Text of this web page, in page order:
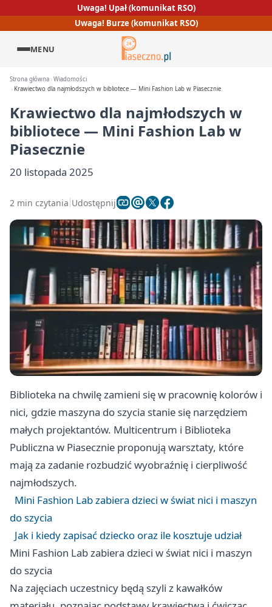
Uwaga! Upał (komunikat RSO)
Uwaga! Burze (komunikat RSO)
MENU
Strona główna Wiadomości
Krawiectwo dla najmłodszych w bibliotece — Mini Fashion Lab w Piasecznie
Krawiectwo dla najmłodszych w
bibliotece — Mini Fashion Lab w
Piasecznie
20 listopada 2025
2 min czytania Udostępnij
Biblioteka na chwilę zamieni się w pracownię kolorów i
nici, gdzie maszyna do szycia stanie się narzędziem
małych projektantów. Multicentrum i Biblioteka
Publiczna w Piasecznie proponują warsztaty, które
mają za zadanie rozbudzić wyobraźnię i cierpliwość
najmłodszych.
Mini Fashion Lab zabiera dzieci w świat nici i maszyn
do szycia
Jak i kiedy zapisać dziecko oraz ile kosztuje udział
Mini Fashion Lab zabiera dzieci w świat nici i maszyn
do szycia
Na zajęciach uczestnicy będą szyli z kawałków